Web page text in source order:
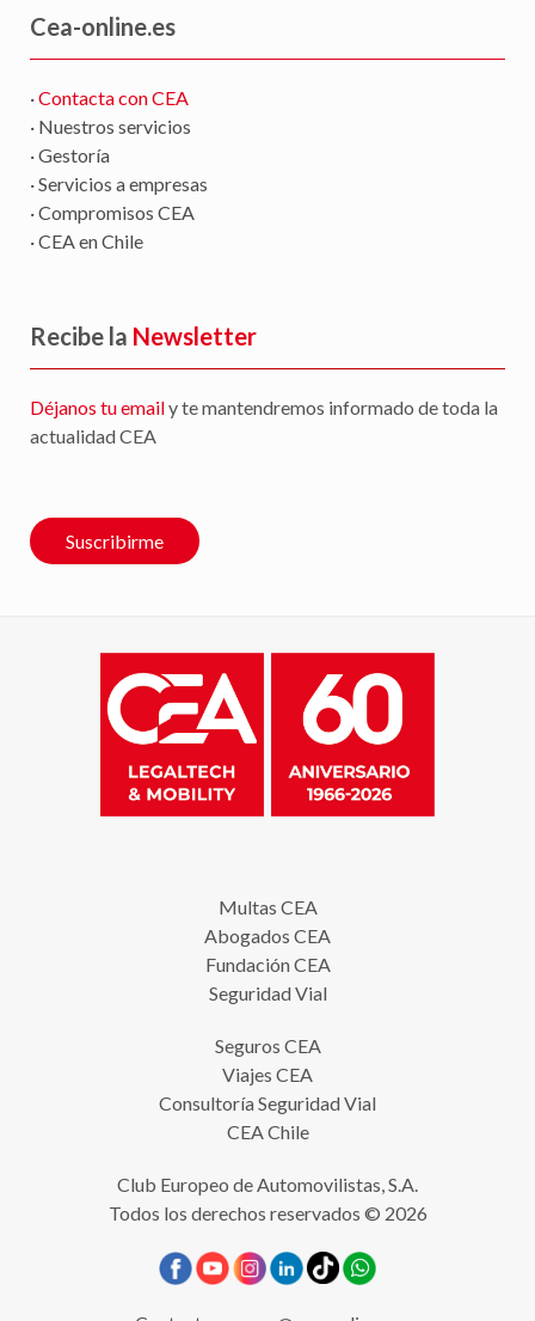
Cea-online.es
·Contacta con CEA
· Nuestros servicios
· Gestoría
· Servicios a empresas
· Compromisos CEA
· CEA en Chile
Recibe la Newsletter
Déjanos tu emaily te mantendremos informado de toda la
actualidad CEA
Suscribirme
Multas CEA
Abogados CEA
Fundación CEA
Seguridad Vial
Seguros CEA
Viajes CEA
Consultoría Seguridad Vial
CEA Chile
Club Europeo de Automovilistas, S.A.
Todos los derechos reservados © 2026